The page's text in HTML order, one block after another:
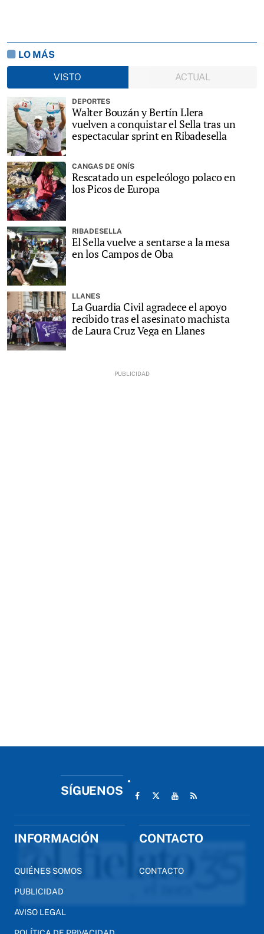
LO MÁS
VISTO
ACTUAL
DEPORTES
Walter Bouzán y Bertín Llera
vuelven a conquistar el Sella tras un
espectacular sprint en Ribadesella
CANGAS DE ONÍS
Rescatado un espeleólogo polaco en
los Picos de Europa
RIBADESELLA
El Sella vuelve a sentarse a la mesa
en los Campos de Oba
LLANES
La Guardia Civil agradece el apoyo
recibido tras el asesinato machista
de Laura Cruz Vega en Llanes
SÍGUENOS
INFORMACIÓN
QUIÉNES SOMOS
PUBLICIDAD
AVISO LEGAL
CONTACTO
CONTACTO